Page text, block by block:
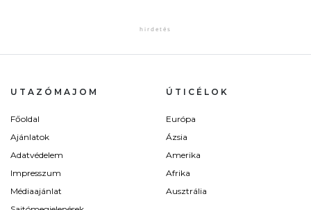
UTAZÓMAJOM
Főoldal
Ajánlatok
Adatvédelem
Impresszum
Médiaajánlat
ÚTICÉLOK
Európa
Ázsia
Amerika
Afrika
Ausztrália